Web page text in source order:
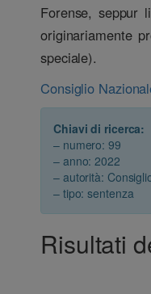
Forense, seppur
originariamente
speciale).
Consiglio
Chiavi di ricerca:
– numero: 99
– anno: 2022
– autorità:
– tipo: sentenza
Risultati